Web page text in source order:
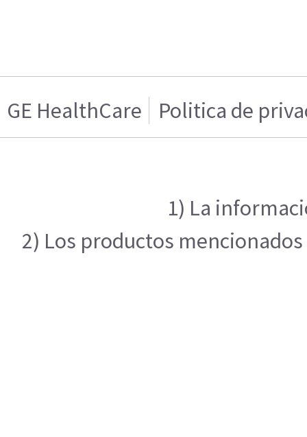
GE HealthCare Politica de
1) La
2) Los productos